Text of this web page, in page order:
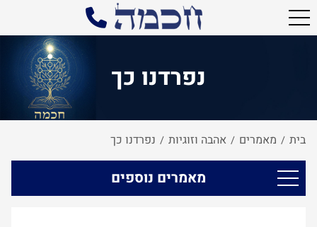
נפרדנו כך
בית / מאמרים / אהבה וזוגיות / נפרדנו כך
מאמרים נוספים